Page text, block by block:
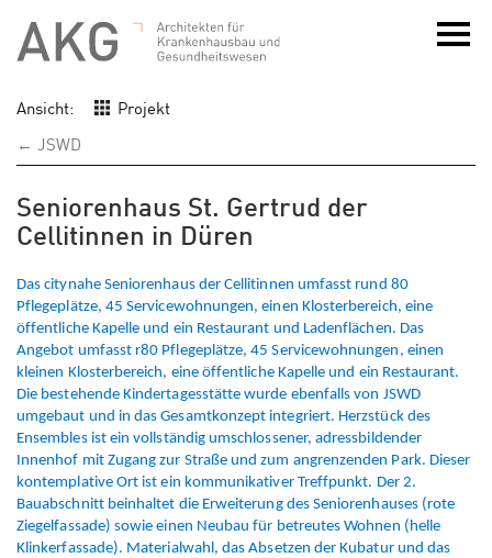
Ansicht:
Projekt
← JSWD
Seniorenhaus St. Gertrud der
Cellitinnen in Düren
Das citynahe Seniorenhaus der Cellitinnen umfasst rund 80
Pflegeplätze, 45 Servicewohnungen, einen Klosterbereich, eine
öffentliche Kapelle und ein Restaurant und Ladenflächen. Das
Angebot umfasst r80 Pflegeplätze, 45 Servicewohnungen, einen
kleinen Klosterbereich, eine öffentliche Kapelle und ein Restaurant.
Die bestehende Kindertagesstätte wurde ebenfalls von JSWD
umgebaut und in das Gesamtkonzept integriert. Herzstück des
Ensembles ist ein vollständig umschlossener, adressbildender
Innenhof mit Zugang zur Straße und zum angrenzenden Park. Dieser
kontemplative Ort ist ein kommunikativer Treffpunkt. Der 2.
Bauabschnitt beinhaltet die Erweiterung des Seniorenhauses (rote
Ziegelfassade) sowie einen Neubau für betreutes Wohnen (helle
Klinkerfassade). Materialwahl, das Absetzen der Kubatur und das